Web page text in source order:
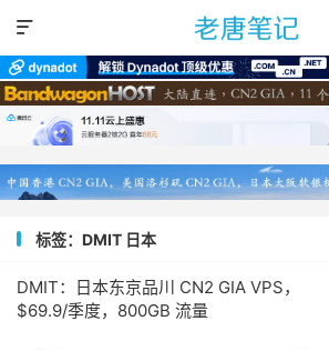

标签：DMIT 日本
DMIT：日本东京品川 CN2 GIA VPS，
$69.9/季度，800GB 流量